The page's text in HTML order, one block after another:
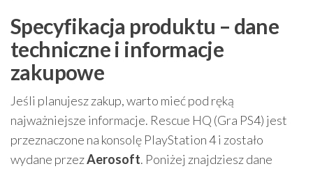
Specyfikacja produktu – dane
techniczne i informacje
zakupowe
Jeśli planujesz zakup, warto mieć pod ręką
najważniejsze informacje. Rescue HQ (Gra PS4) jest
przeznaczone na konsolę PlayStation 4 i zostało
wydane przezAerosoft. Poniżej znajdziesz dane